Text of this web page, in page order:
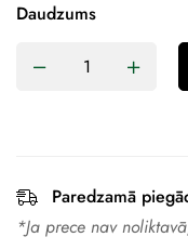
Daudzums
Paredzamā
*Ja prece nav